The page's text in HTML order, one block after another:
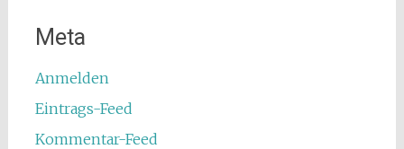
Meta
Anmelden
Eintrags-Feed
Kommentar-Feed